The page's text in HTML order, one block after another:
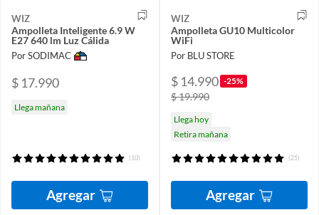
WIZ
Ampolleta Inteligente 6.9 W
E27 640 lm Luz Cálida
Por SODIMAC
$ 17.990
Llega mañana
(10)
Agregar
WIZ
Ampolleta GU10 Multicolor
WiFi
Por BLU STORE
$ 14.990 -25%
$ 19.990
Llega hoy
Retira mañana
(25)
Agregar